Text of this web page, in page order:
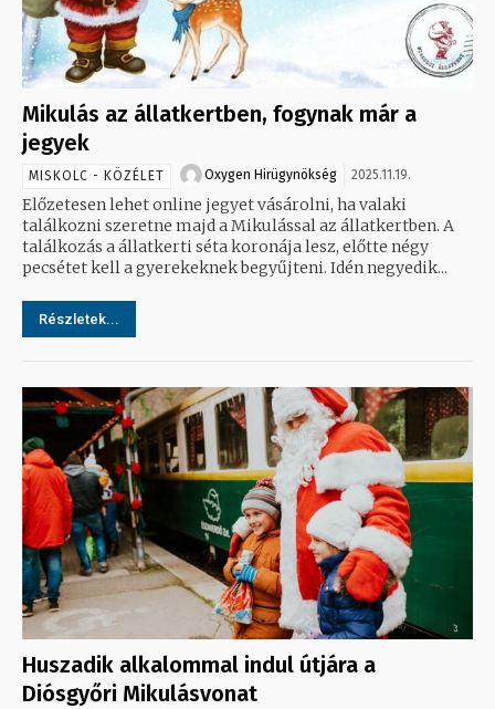
Mikulás az állatkertben, fogynak már a
jegyek
MISKOLC - KÖZÉLET Oxygen Hirügynökség 2025.11.19.
Előzetesen lehet online jegyet vásárolni, ha valaki
találkozni szeretne majd a Mikulással az állatkertben. A
találkozás a állatkerti séta koronája lesz, előtte négy
pecsétet kell a gyerekeknek begyűjteni. Idén negyedik...
Részletek...
Huszadik alkalommal indul útjára a
Diósgyőri Mikulásvonat